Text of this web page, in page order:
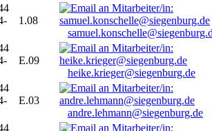
1.08
E.09
heike.krieger@siegenburg.de
E.03
andre.lehmann@siegenburg.de